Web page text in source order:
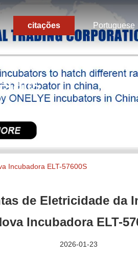
citações Portuguese
Incubadora ELT-57600S
de Eletricidade da
Incubadora ELT-
2026-01-23